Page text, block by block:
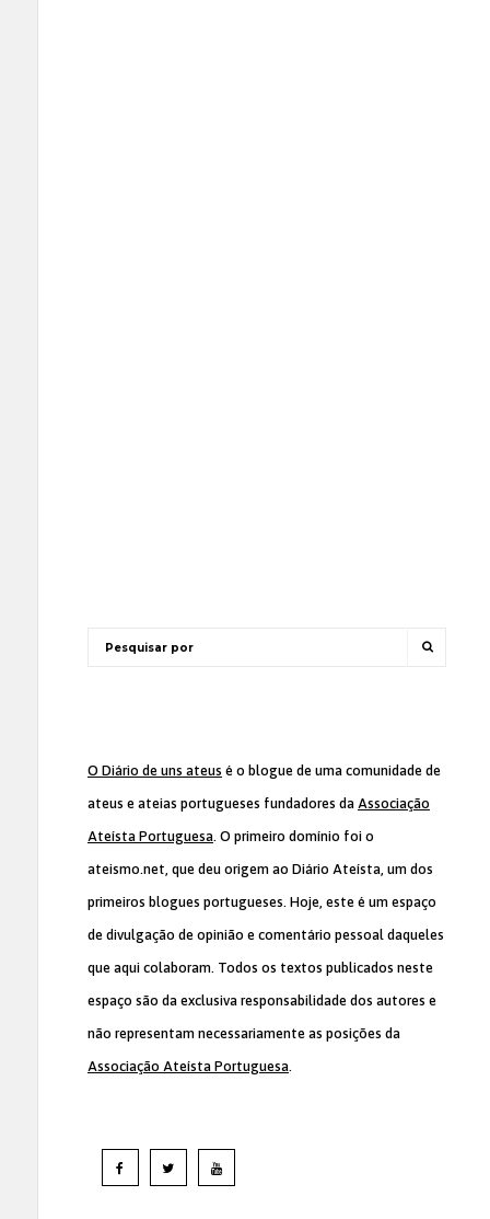
O Diário de uns ateus é o blogue de uma comunidade de
ateus e ateias portugueses fundadores da Associação
Ateísta Portuguesa. O primeiro domínio foi o
ateismo.net, que deu origem ao Diário Ateísta, um dos
primeiros blogues portugueses. Hoje, este é um espaço
de divulgação de opinião e comentário pessoal daqueles
que aqui colaboram. Todos os textos publicados neste
espaço são da exclusiva responsabilidade dos autores e
não representam necessariamente as posições da
Associação Ateísta Portuguesa.